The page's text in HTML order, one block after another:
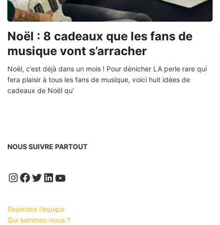
Noël : 8 cadeaux que les fans de
musique vont s’arracher
Noël, c’est déjà dans un mois ! Pour dénicher LA perle rare qui
fera plaisir à tous les fans de musique, voici huit idées de
cadeaux de Noël qu’
NOUS SUIVRE PARTOUT
Instagram
Facebook
Twitter
LinkedIn
YouTube
Rejoindre l'équipe
Qui sommes-nous ?